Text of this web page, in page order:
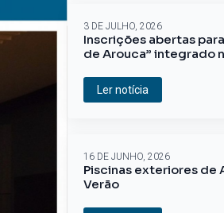
Inscrições abertas
de Arouca” integrado
3 DE JULHO, 2026
Ler notícia
Piscinas exteriores de
Verão
16 DE JUNHO, 2026